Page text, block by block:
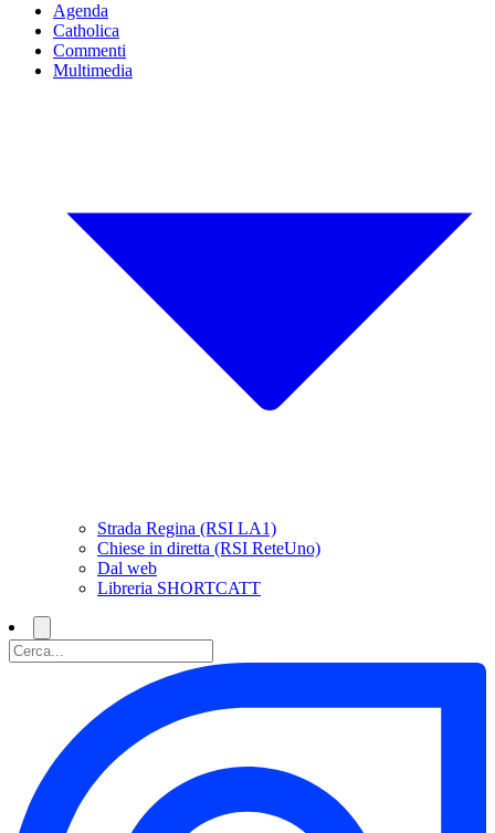
Agenda
Catholica
Commenti
Multimedia
Strada Regina (RSI LA1)
Chiese in diretta (RSI ReteUno)
Dal web
Libreria SHORTCATT